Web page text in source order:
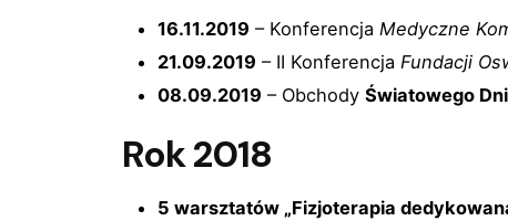
16.11.2019 – Konferencja Medyczne
21.09.2019 – II Konferencja Fundacji
08.09.2019 – ObchodyŚwiatowego
Rok 2018
5 warsztatów „Fizjoterapia